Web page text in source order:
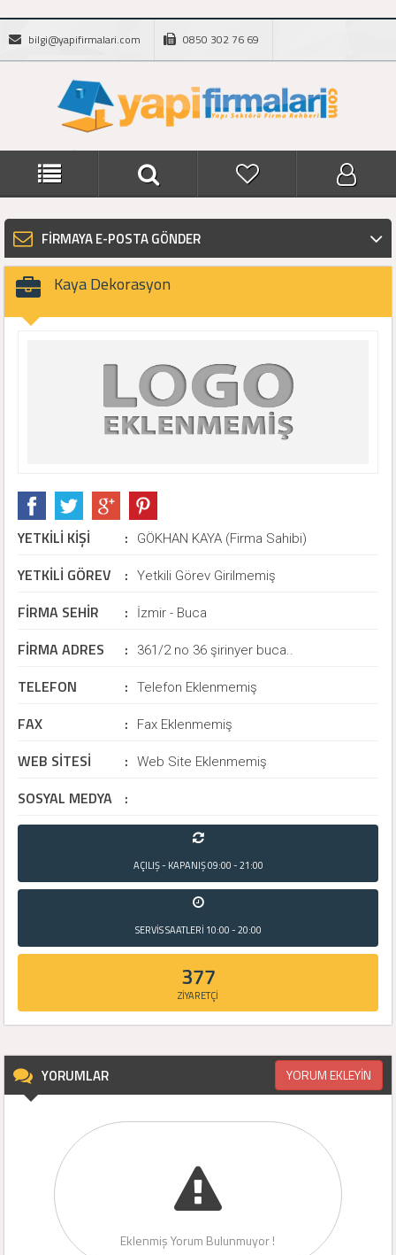
bilgi@yapifirmalari.com 0850 302 76 69
FİRMAYA E-POSTA GÖNDER
Kaya Dekorasyon
YETKİLİ KİŞİ : GÖKHAN KAYA (Firma Sahibi)
YETKİLİ GÖREV : Yetkili Görev Girilmemiş
FİRMA SEHİR : İzmir - Buca
FİRMA ADRES : 361/2 no 36 şirinyer buca..
TELEFON : Telefon Eklenmemiş
FAX : Fax Eklenmemiş
WEB SİTESİ : Web Site Eklenmemiş
SOSYAL MEDYA :
AÇILIŞ - KAPANIŞ09:00 - 21:00
SERVİS SAATLERİ 10:00 - 20:00
377
ZİYARETÇİ
YORUMLAR YORUM EKLEYİN
Eklenmiş Yorum Bulunmuyor !